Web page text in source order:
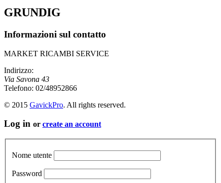
GRUNDIG
Informazioni sul contatto
MARKET RICAMBI SERVICE
Indirizzo:
Via Savona 43
Telefono: 02/48952866
© 2015 GavickPro. All rights reserved.
Log in or create an account
Nome utente
Password